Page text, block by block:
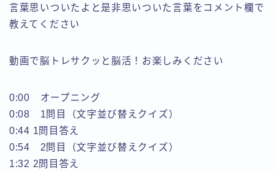
言葉思いついたよと是非思いついた言葉をコメント欄で
教えてください
動画で脳トレサクッと脳活！お楽しみください
0:00 オープニング
0:08 1問目（文字並び替えクイズ）
0:44 1問目答え
0:54 2問目（文字並び替えクイズ）
1:32 2問目答え